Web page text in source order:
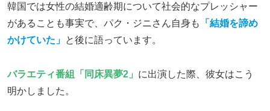
韓国では女性の結婚適齢期について社会的なプレッシャー
があることも事実で、パク・ジニさん自身も
「結婚を諦め
かけていた」 と後に語っています。
バラエティ番組「同床異夢2」 に出演した際、彼女はこう
明かしました。